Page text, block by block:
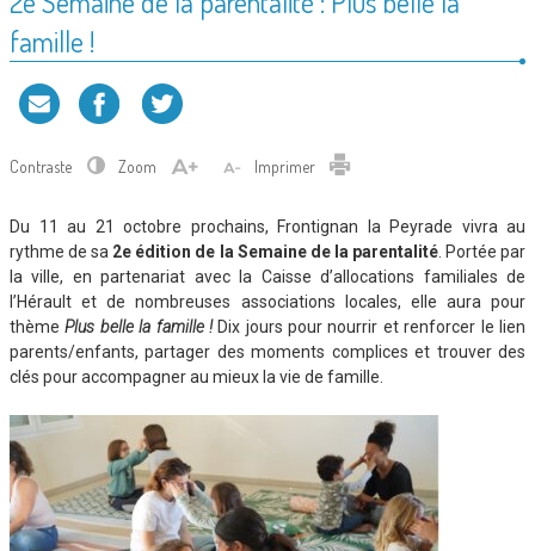
famille !
Contraste Zoom Imprimer
Du 11 au 21 octobre prochains, Frontignan la Peyrade vivra au
rythme de sa 2e édition de la Semaine de la parentalité. Portée par
la ville, en partenariat avec la Caisse d’allocations familiales de
l’Hérault et de nombreuses associations locales, elle aura pour
thèmePlus belle la famille ! Dix jours pour nourrir et renforcer le lien
parents/enfants, partager des moments complices et trouver des
clés pour accompagner au mieux la vie de famille.